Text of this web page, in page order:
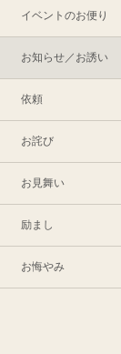
イベントのお便り
お知らせ／お誘い
依頼
お詫び
お見舞い
励まし
お悔やみ